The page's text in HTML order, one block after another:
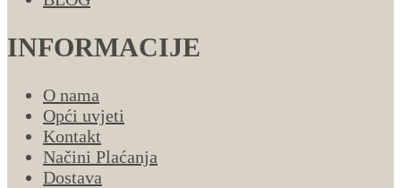
INFORMACIJE
O nama
Opći uvjeti
Kontakt
Načini Plaćanja
Dostava